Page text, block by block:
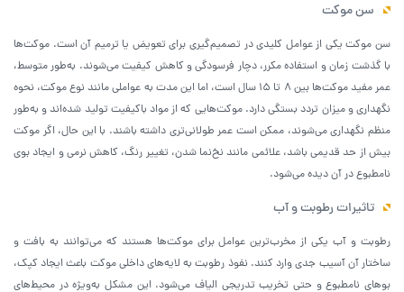
سن موکت
سن موکت یکی از عوامل کلیدی در تصمیم‌گیری برای تعویض یا ترمیم آن است. موکت‌ها
با گذشت زمان و استفاده مکرر، دچار فرسودگی و کاهش کیفیت می‌شوند. به‌طور متوسط،
عمر مفید موکت‌ها بین 8 تا 15 سال است، اما این مدت به عواملی مانند نوع موکت، نحوه
نگهداری و میزان تردد بستگی دارد. موکت‌هایی که از مواد باکیفیت تولید شده‌اند و به‌طور
منظم نگهداری می‌شوند، ممکن است عمر طولانی‌تری داشته باشند. با این حال، اگر موکت
بیش از حد قدیمی باشد، علائمی مانند نخ‌نما شدن، تغییر رنگ، کاهش نرمی و ایجاد بوی
نامطبوع در آن دیده می‌شود.
تاثیرات رطوبت و آب
رطوبت و آب یکی از مخرب‌ترین عوامل برای موکت‌ها هستند که می‌توانند به بافت و
ساختار آن آسیب جدی وارد کنند. نفوذ رطوبت به لایه‌های داخلی موکت باعث ایجاد کپک،
بوهای نامطبوع و حتی تخریب تدریجی الیاف می‌شود. این مشکل به‌ویژه در محیط‌های